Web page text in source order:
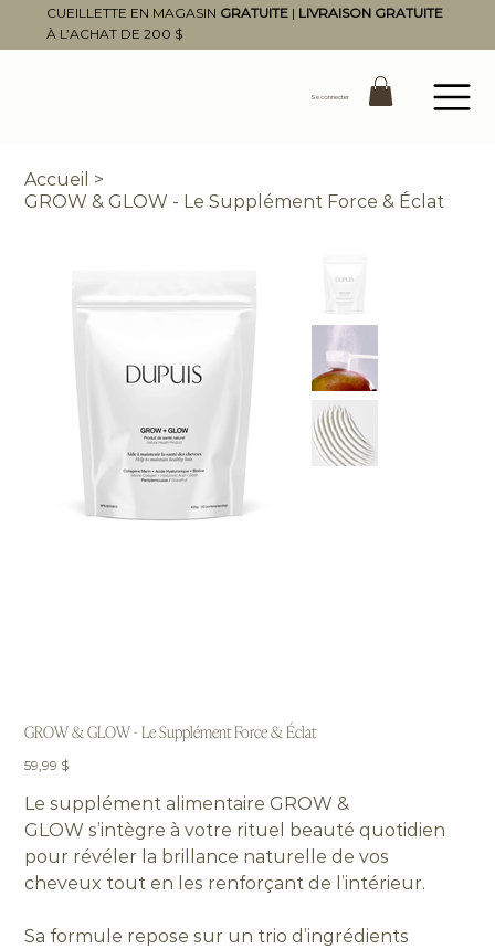
Se connecter
CUEILLETTE EN MAGASIN GRATUITE| LIVRAISON GRATUITE
À L’ACHAT DE 200 $
Accueil >
GROW & GLOW - Le Supplément Force & Éclat
GROW & GLOW - Le Supplément Force & Éclat
Prix
59,99 $
Le supplément alimentaire GROW &
GLOW s’intègre à votre rituel beauté quotidien
pour révéler la brillance naturelle de vos
cheveux tout en les renforçant de l’intérieur.
Sa formule repose sur un trio d’ingrédients